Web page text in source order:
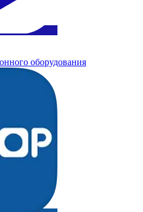
оборудования